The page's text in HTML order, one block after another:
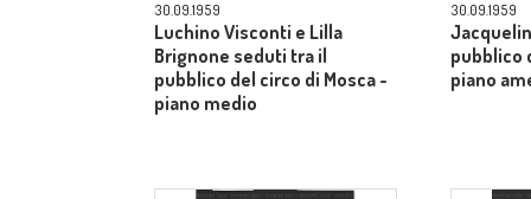
30.09.1959
Luchino Visconti e Lilla
Brignone seduti tra il
pubblico del circo di Mosca -
piano medio
30.09.1959
pubblico
piano